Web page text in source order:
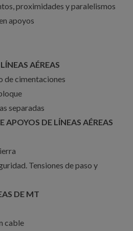
proximidades y paralelismos
apoyos
AÉREAS
de cimentaciones
separadas
APOYOS DE LÍNEAS AÉREAS
Tensiones de paso y
DE MT
cable